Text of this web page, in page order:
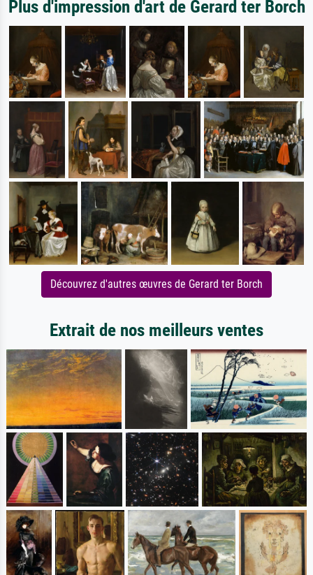
Plus d'impression d'art de Gerard ter Borch
Découvrez d'autres œuvres de Gerard ter Borch
Extrait de nos meilleurs ventes